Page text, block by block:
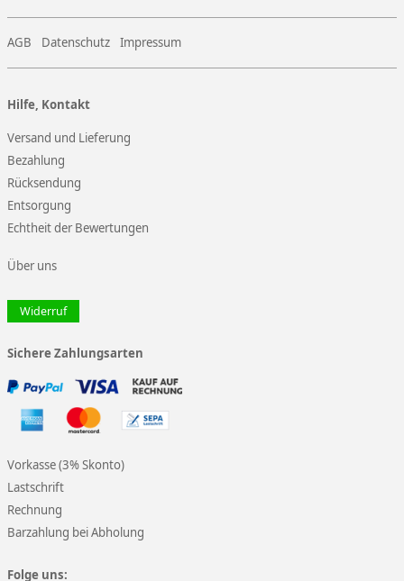
AGB Datenschutz Impressum
Hilfe, Kontakt
Versand und Lieferung
Bezahlung
Rücksendung
Entsorgung
Echtheit der Bewertungen
Über uns
Widerruf
Sichere Zahlungsarten
Vorkasse (3% Skonto)
Lastschrift
Rechnung
Barzahlung bei Abholung
Folge uns: